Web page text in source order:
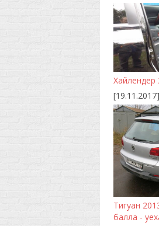
Хайлендер
[19.11.2017]
Тигуан
балла -